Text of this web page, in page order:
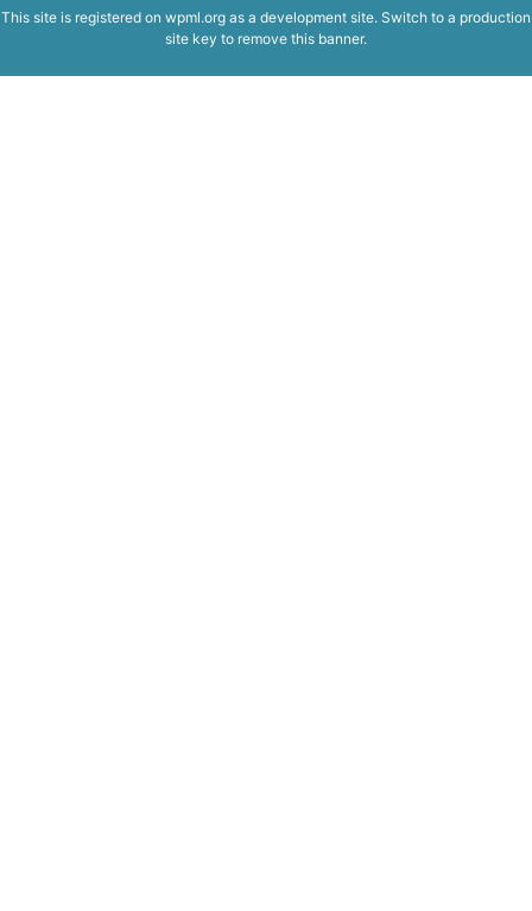
This site is registered on wpml.org as a development site. Switch to a production
site key to remove this banner.